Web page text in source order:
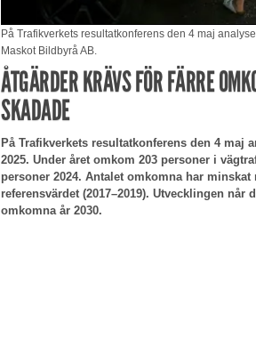
På Trafikverkets resultatkonferens den 4 maj
Maskot Bildbyrå AB.
ÅTGÄRDER KRÄVS FÖR FÄRRE
SKADADE
På Trafikverkets resultatkonferens den 4 maj
2025. Under året omkom 203 personer i
personer 2024. Antalet omkomna har
referensvärdet (2017–2019). Utvecklingen når
omkomna år 2030.